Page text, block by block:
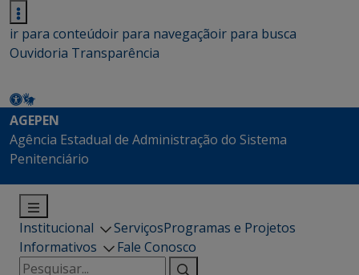
ir para conteúdoir para navegaçãoir para busca
Ouvidoria Transparência
AGEPEN
Agência Estadual de Administração do Sistema
Penitenciário
Institucional ServiçosProgramas e Projetos
Informativos
Fale Conosco
Pesquisar